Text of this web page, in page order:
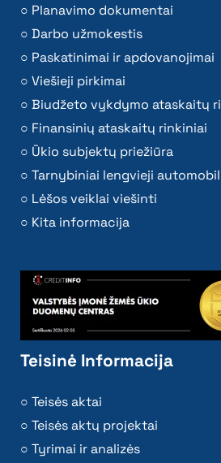
Planavimo dokumentai
Darbo užmokestis
Paskatinimai ir apdovanojimai
Viešieji pirkimai
Biudžeto vykdymo ataskaitų
Finansinių ataskaitų rinkiniai
Ūkio subjektų priežiūra
Tarnybiniai lengvieji
Lėšos veiklai viešinti
Kita informacija
Teisinė Informacija
Teisės aktai
Teisės aktų projektai
Tyrimai ir analizės